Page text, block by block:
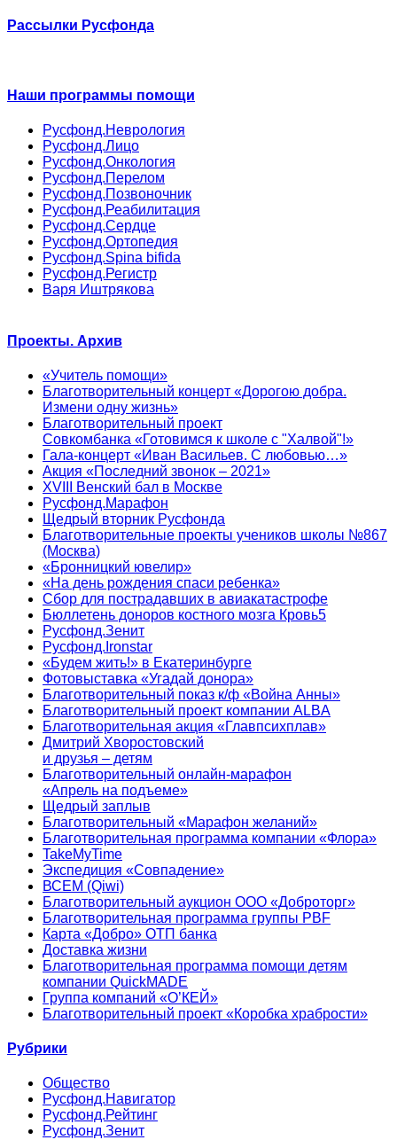
Рассылки Русфонда
Наши программы помощи
Русфонд.Неврология
Русфонд.Лицо
Русфонд.Онкология
Русфонд.Перелом
Русфонд.Позвоночник
Русфонд.Реабилитация
Русфонд.Сердце
Русфонд.Ортопедия
Русфонд.Spina bifida
Русфонд.Регистр
Варя Иштрякова
Проекты. Архив
«Учитель помощи»
Благотворительный концерт «Дорогою добра.
Измени одну жизнь»
Благотворительный проект
Совкомбанка «Готовимся к школе с "Халвой"!»
Гала-концерт «Иван Васильев. С любовью…»
Акция «Последний звонок – 2021»
XVIII Венский бал в Москве
Русфонд.Марафон
Щедрый вторник Русфонда
Благотворительные проекты учеников школы №867
(Москва)
«Бронницкий ювелир»
«На день рождения спаси ребенка»
Сбор для пострадавших в авиакатастрофе
Бюллетень доноров костного мозга Кровь5
Русфонд.Зенит
Русфонд.Ironstar
«Будем жить!» в Екатеринбурге
Фотовыставка «Угадай донора»
Благотворительный показ к/ф «Война Анны»
Благотворительный проект компании ALBA
Благотворительная акция «Главпсихплав»
Дмитрий Хворостовский
и друзья – детям
Благотворительный онлайн‑марафон
«Апрель на подъеме»
Щедрый заплыв
Благотворительный «Марафон желаний»
Благотворительная программа компании «Флора»
TakeMyTime
Экспедиция «Совпадение»
ВСЕМ (Qiwi)
Благотворительный аукцион ООО «Доброторг»
Благотворительная программа группы PBF
Карта «Добро» ОТП банка
Доставка жизни
Благотворительная программа помощи детям
компании QuickMADE
Группа компаний «О’КЕЙ»
Благотворительный проект «Коробка храбрости»
Рубрики
Общество
Русфонд.Навигатор
Русфонд.Рейтинг
Русфонд.Зенит